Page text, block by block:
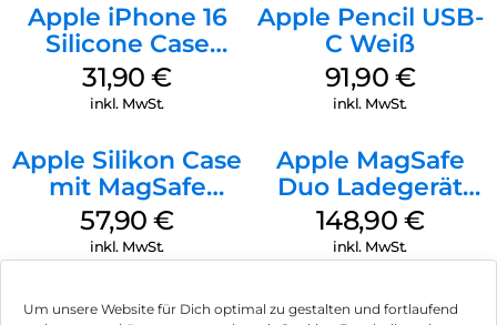
Um unsere Website für Dich optimal zu gestalten und fortlaufend
Apple iPhone 16
Silicone Case
MagSafe Fuchsia
31,90€
inkl. MwSt.
Apple Pencil USB-
C Weiß
91,90 €
inkl. MwSt.
Apple Silikon Case
mit MagSafe
iPhone 14 Pro
(PRODUCT)RED
57,90€
inkl. MwSt.
Apple MagSafe
Duo Ladegerät
Weiß
148,90 €
inkl. MwSt.